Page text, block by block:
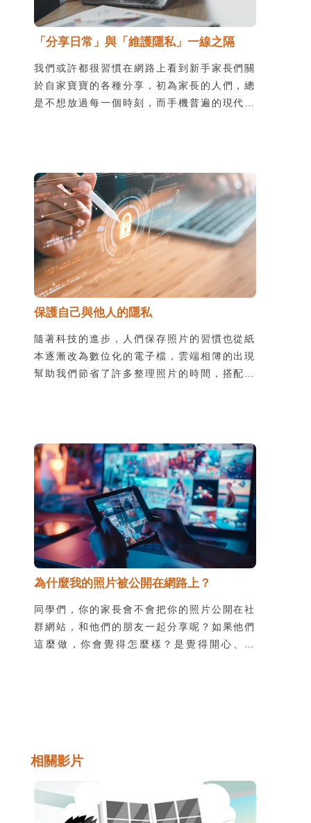
「分享日常」與「維護隱私」一線之隔
我們或許都很習慣在網路上看到新手家長們關
於自家寶寶的各種分享，初為家長的人們，總
是不想放過每一個時刻，而手機普遍的現代，
會間接侵害孩子的隱私。最可怕的隱患，便是
這些內容被不肖人士流傳、利用。
保護自己與他人的隱私
隨著科技的進步，人們保存照片的習慣也從紙
本逐漸改為數位化的電子檔，雲端相簿的出現
幫助我們節省了許多整理照片的時間，搭配行
原則就是「保護自已與他人的隱私」。
為什麼我的照片被公開在網路上？
同學們，你的家長會不會把你的照片公開在社
群網站，和他們的朋友一起分享呢？如果他們
這麼做，你會覺得怎麼樣？是覺得開心、尷
相關影片